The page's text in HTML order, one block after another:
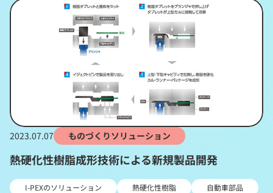
2023.07.07 ものづくりソリューション
熱硬化性樹脂成形技術による新規製品開発
I-PEXのソリューション 熱硬化性樹脂
自動車部品